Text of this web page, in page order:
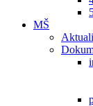
MŠ